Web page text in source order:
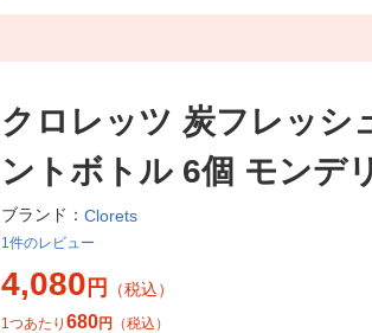
クロレッツ 炭フレッシ
ントボトル 6個 モンデ
ブランド： Clorets
1件のレビュー
4,080 円 （税込）
1つあたり 680円 （税込）